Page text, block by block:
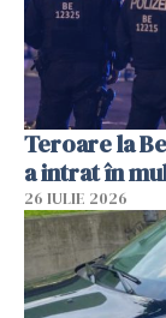
Teroare la
a intrat în
26 IULIE 2026